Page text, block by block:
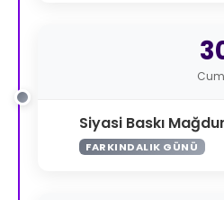
Siyasi Baskı
FARKINDALIK GÜNÜ